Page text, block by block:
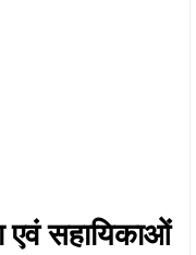
एवं सहायिकाओं